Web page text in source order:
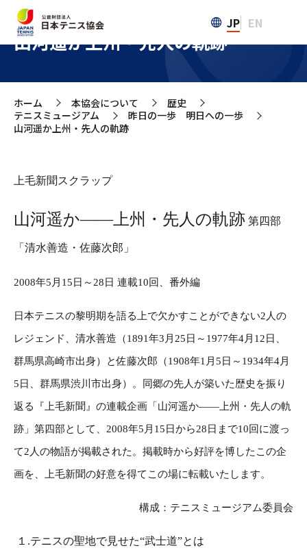
JP EN
山河遥か――上州・先人の軌跡
ホーム >
本協会について >
歴史
テニスミュージアム
>
昨日の一歩 明日への一歩
山河遥か――上州・先人の軌跡
上毛新聞スクラップ
山河遥か――上州・先人の軌跡 第四部
「清水善造・佐藤次郎」
2008年5月15日～28日 連載10回、番外編
日本テニスの黎明期を語る上で欠かすことができない2人の
レジェンド、清水善造（1891年3月25日～1977年4月12日、
群馬県高崎市出身）と佐藤次郎（1908年1月5日～1934年4月
5日、群馬県渋川市出身）。同郷の先人が築いた歴史を振り
返る『上毛新聞』の連載企画「山河遥か――上州・先人の軌
跡」第四部として、2008年5月15日から28日まで10回に渡っ
て2人の物語が掲載された。掲載時から好評を博したこの企
画を、上毛新聞の好意を得てこの場に転載いたします。
構成：テニスミュージアム委員会
１.テニスの聖地で見せた“武士道”とは